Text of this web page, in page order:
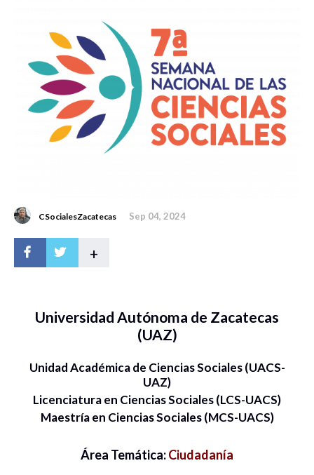
CSocialesZacatecas Sep 04, 2024
+
Universidad Autónoma de Zacatecas
(UAZ)
Unidad Académica de Ciencias Sociales (UACS-
UAZ)
Licenciatura en Ciencias Sociales (LCS-UACS)
Maestría en Ciencias Sociales (MCS-UACS)
Área Temática:Ciudadanía